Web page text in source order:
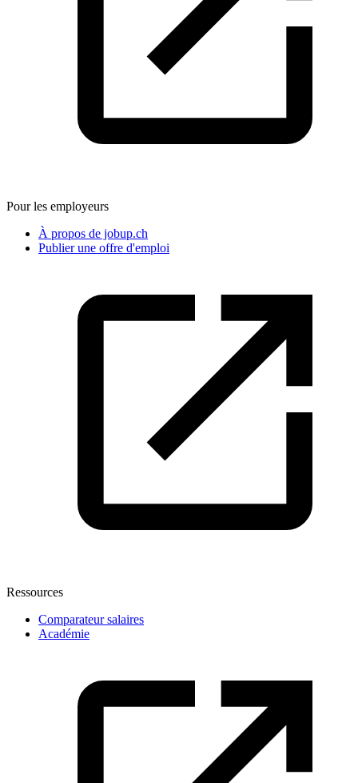
Pour les employeurs
À propos de jobup.ch
Publier une offre d'emploi
Ressources
Comparateur salaires
Académie